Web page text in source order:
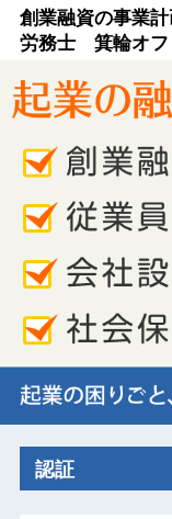
創業融資の事業
労務士 箕輪オフ
認証